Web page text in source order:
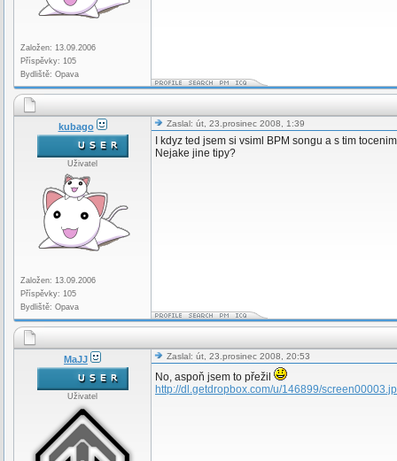
Založen: 13.09.2006
Příspěvky: 105
Bydliště: Opava
kubago
Uživatel
Založen: 13.09.2006
Příspěvky: 105
Bydliště: Opava
Zaslal: út, 23.prosinec 2008, 1:39
I kdyz ted jsem si vsiml BPM songu a s tim
Nejake jine tipy?
MaJJ
Uživatel
Zaslal: út, 23.prosinec 2008, 20:53
No, aspoň jsem to přežil
http://dl.getdropbox.com/u/146899/